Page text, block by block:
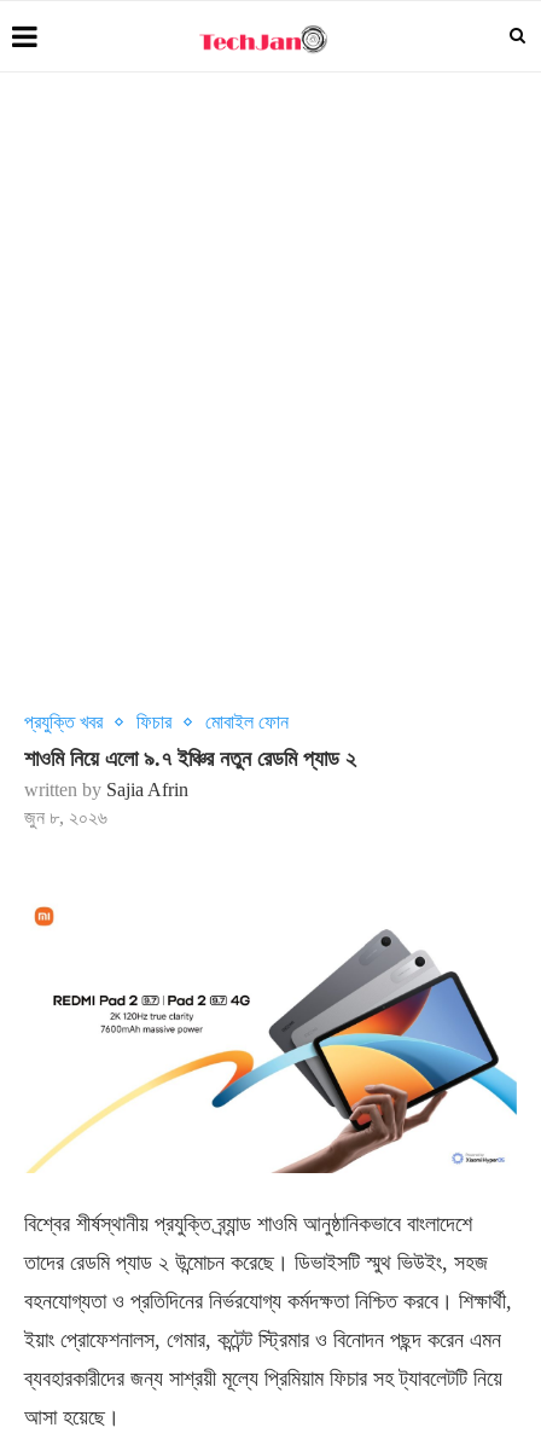
প্রযুক্তি খবর ফিচার মোবাইল ফোন
শাওমি নিয়ে এলো ৯.৭ ইঞ্চির নতুন রেডমি প্যাড ২
written by Sajia Afrin
জুন ৮, ২০২৬
বিশ্বের শীর্ষস্থানীয় প্রযুক্তি ব্র্যান্ড শাওমি আনুষ্ঠানিকভাবে বাংলাদেশে
তাদের রেডমি প্যাড ২ উন্মোচন করেছে। ডিভাইসটি স্মুথ ভিউইং, সহজ
বহনযোগ্যতা ও প্রতিদিনের নির্ভরযোগ্য কর্মদক্ষতা নিশ্চিত করবে। শিক্ষার্থী,
ইয়াং প্রোফেশনালস, গেমার, কন্টেন্ট স্ট্রিমার ও বিনোদন পছন্দ করেন এমন
ব্যবহারকারীদের জন্য সাশ্রয়ী মূল্যে প্রিমিয়াম ফিচার সহ ট্যাবলেটটি নিয়ে
আসা হয়েছে।